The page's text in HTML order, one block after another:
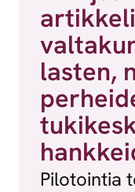
lasten,
Pilotointia